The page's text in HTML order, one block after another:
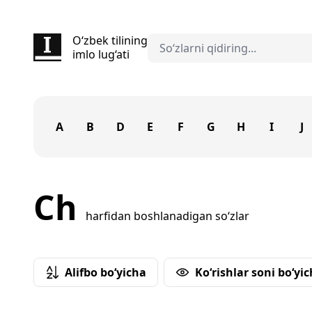
O‘zbek tilining
imlo lug‘ati
A B D E F G H I J
Ch harfidan boshlanadigan so‘zlar
Alifbo bo‘yicha Ko‘rishlar soni